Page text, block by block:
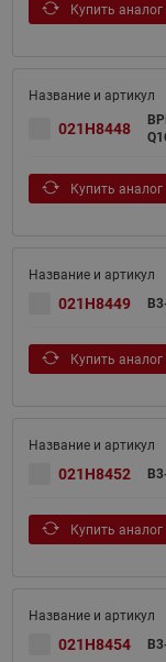
Купить аналог
021H8448
Купить аналог
021H8449
Купить аналог
021H8452
Купить аналог
021H8454